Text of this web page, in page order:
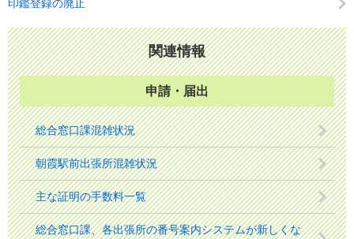
印鑑登録の廃止
関連情報
申請・届出
総合窓口課混雑状況
朝霞駅前出張所混雑状況
主な証明の手数料一覧
総合窓口課、各出張所の番号案内システムが新しくな